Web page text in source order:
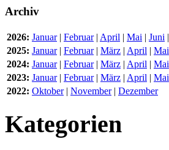
Archiv
2026: Januar| Februar| April | Mai | Juni |
2025: Januar| Februar| März | April | Mai
2024: Januar| Februar| März | April | Mai
2023: Januar| Februar| März | April | Mai
2022: Oktober| November| Dezember
Kategorien